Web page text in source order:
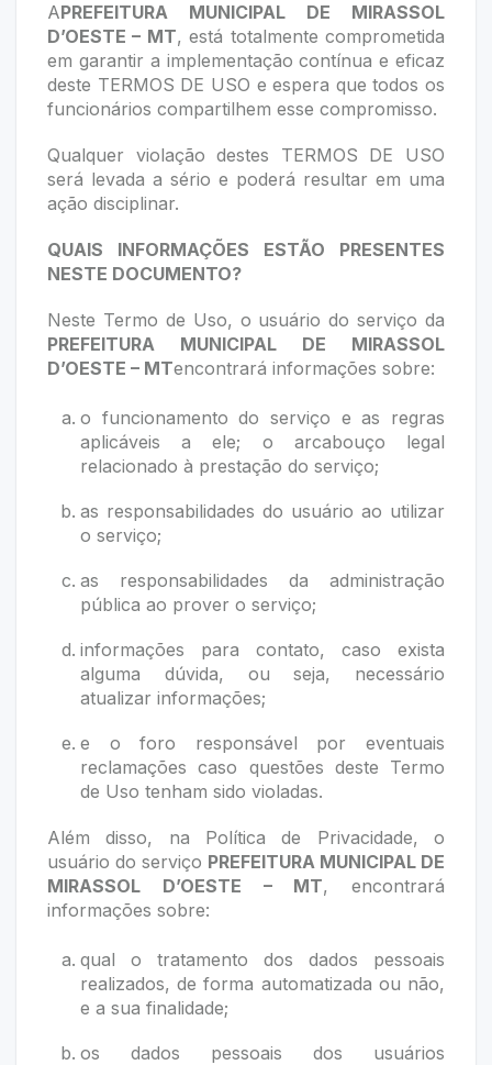
APREFEITURA MUNICIPAL DE MIRASSOL
D’OESTE – MT, está totalmente comprometida
em garantir a implementação contínua e eficaz
deste TERMOS DE USO e espera que todos os
funcionários compartilhem esse compromisso.
Qualquer violação destes TERMOS DE USO
será levada a sério e poderá resultar em uma
ação disciplinar.
QUAIS INFORMAÇÕES ESTÃO PRESENTES
NESTE DOCUMENTO?
Neste Termo de Uso, o usuário do serviço da
PREFEITURA MUNICIPAL DE MIRASSOL
D’OESTE – MTencontrará informações sobre:
o funcionamento do serviço e as regras
aplicáveis a ele; o arcabouço legal
relacionado à prestação do serviço;
as responsabilidades do usuário ao utilizar
o serviço;
as responsabilidades da administração
pública ao prover o serviço;
informações para contato, caso exista
alguma dúvida, ou seja, necessário
atualizar informações;
e o foro responsável por eventuais
reclamações caso questões deste Termo
de Uso tenham sido violadas.
Além disso, na Política de Privacidade, o
usuário do serviço PREFEITURA MUNICIPAL DE
MIRASSOL D’OESTE – MT, encontrará
informações sobre:
qual o tratamento dos dados pessoais
realizados, de forma automatizada ou não,
e a sua finalidade;
os dados pessoais dos usuários